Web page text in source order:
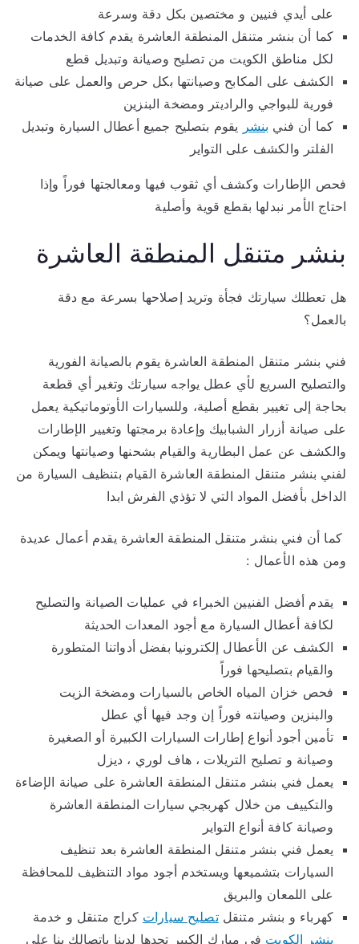
على أيدي فنيين و مختصين بكل دقة وسرعة
كما أن بنشر متنقل المنطقة العاشرة يقدم كافة الخدمات
لكل مناطق الكويت من تصليح وصيانة وتبديل قطع
الكشف على المكابح وصيانتها بكل حرص والعمل على صيانة
فورية للبواجي والراديتر ومضخة البنزين
كما أن فني بنشر يقوم بتصليح جميع أعطال السيارة وتبديل
الفلتر والكشف على التواير
فحص الإطارات وكشف أي ثقوب فيها ومعالجتها فوراً وإذا
احتاج الأمر نبدلها بقطع قوية وأصلية
بنشر متنقل المنطقة العاشرة
هل تعطلك سيارتك فجأة وتريد إصلاحها بسرعة مع دقة
بالعمل؟
فني بنشر متنقل المنطقة العاشرة يقوم بالصيانة الفورية
والتصليح السريع لأي عطل يواجه سيارتك وتغير أي قطعة
بحاجة إلى تغيير بقطع أصلية، وللسيارات الأوتوماتيكية يعمل
على صيانة أزرار الشبابيك وإعادة برمجتها وتغيير الإطارات
والكشف عن عمل البطارية والقيام بشحنها وصيانتها ويمكن
لفني بنشر متنقل المنطقة العاشرة القيام بتنظيف السيارة من
الداخل بأفضل المواد التي لا تؤذي الفرش ابدا
كما أن فني بنشر متنقل المنطقة العاشرة يقدم أعمال عديدة
ومن هذه الأعمال :
يقدم أفضل الفنيين الخبراء في عمليات الصيانة والتصليح
لكافة أعطال السيارة مع أجود المعدات الحديثة
الكشف عن الأعطال إلكترونيا بفضل أدواتنا المتطورة
والقيام بتصليحها فوراً
فحص خزان المياه الخاص بالسيارات ومضخة الزيت
والبنزين وصيانته فوراً إن وجد فيها أي عطل
تأمين أجود أنواع إطارات السيارات الكبيرة أو الصغيرة
وصيانة و تصليح التريلات ، هاف لوري ، ديزل
يعمل فني بنشر متنقل المنطقة العاشرة على صيانة الإضاءة
والتكييف من خلال كهربجي سيارات المنطقة العاشرة
وصيانة كافة أنواع التواير
يعمل فني بنشر متنقل المنطقة العاشرة بعد تنظيف
السيارات بتشميعها ويستخدم أجود مواد التنظيف للمحافظة
على اللمعان والبريق
كهرباء و بنشر متنقلتصليح سيارات كراج متنقل و خدمة
بنشر الكويت في مبارك الكبير تجدها لدينا باتصالك بنا على